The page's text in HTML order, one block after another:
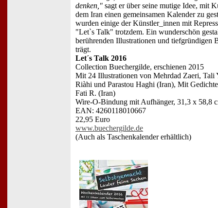
denken," sagt er über seine mutige Idee, mit
dem Iran einen gemeinsamen Kalender zu
wurden einige der Künstler_innen mit
"Let`s Talk" trotzdem. Ein wunderschön
berührenden Illustrationen und tiefgründigen
trägt.
Let´s Talk 2016
Collection Buechergilde, erschienen 2015
Mit 24 Illustrationen von Mehrdad Zaeri, Tali
Riàhi und Parastou Haghi (Iran), Mit
Fati R. (Iran)
Wire-O-Bindung mit Aufhänger, 31,3 x 58,8
EAN: 4260118010667
22,95 Euro
www.buechergilde.de
(Auch als Taschenkalender erhältlich)